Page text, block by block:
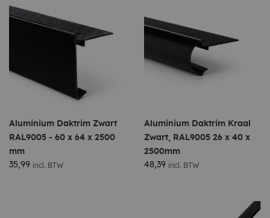
Aluminium Daktrim Zwart
RAL9005 - 60 x 64 x 2500
mm
35,99 incl. BTW
Aluminium Daktrim Kraal
Zwart, RAL9005 26 x 40 x
2500mm
48,39 incl. BTW